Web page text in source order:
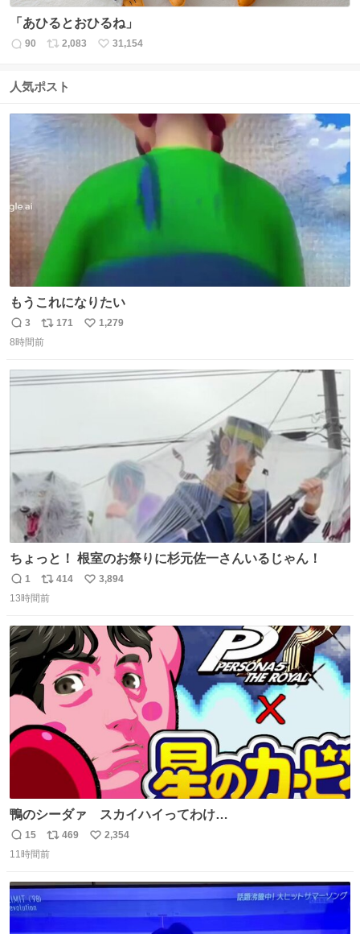
「あひるとおひるね」
返
数
90
リ
ス
数
2,083
い
31,154
人気ポスト
もうこれになりたい
返
信
3
リ
ポ
ト
171
い
数
1,279
8時間前
ちょっと！ 根室のお祭りに杉元佐一さんいるじゃん！
返
信
1
リ
ポ
ト
数
414
い
数
3,894
13時間前
鴨のシーダァ スカイハイってわけ
youtu.be/QbctcHorQyA
返
信
15
リ
ポ
ト
469
い
数
2,354
11時間前